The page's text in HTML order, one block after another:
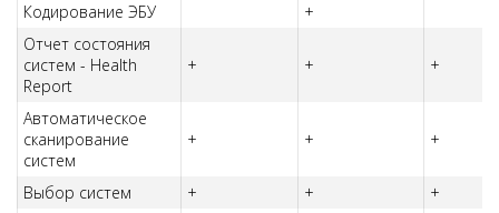
Кодирование ЭБУ
+
Отчет состояния
систем - Health
Report
+ + +
Автоматическое
сканирование
систем
+ + +
Выбор систем + +
+